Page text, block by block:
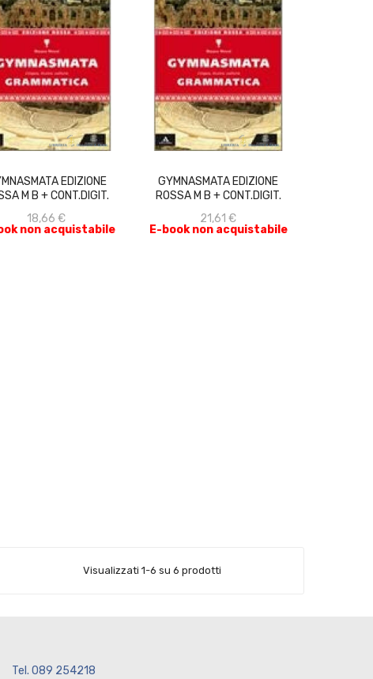
EDIZIONE
M B + CONT.DIGIT.
18,66 €
non acquistabile
ACQUISTA
GYMNASMATA EDIZIONE
ROSSA M B + CONT.DIGIT.
21,61 €
E-book non acquistabile
ACQUISTA
Visualizzati 1-6 su 6 prodotti
Tel. 089 254218